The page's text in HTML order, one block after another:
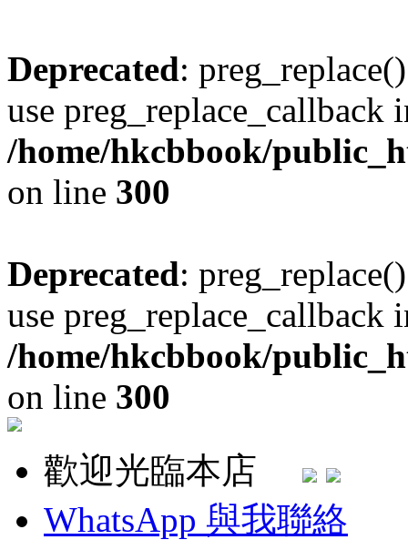
Deprecated:
use preg_replace_callback
/home/hkcbbook/
on line 300
Deprecated:
use preg_replace_callback
/home/hkcbbook/
on line 300
歡迎光臨本店
WhatsApp 與我聯絡